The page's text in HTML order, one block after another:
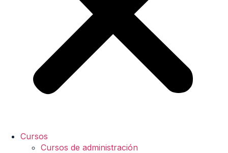
Cursos
Cursos de administración